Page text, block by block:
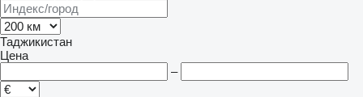
Таджикистан
Цена
–